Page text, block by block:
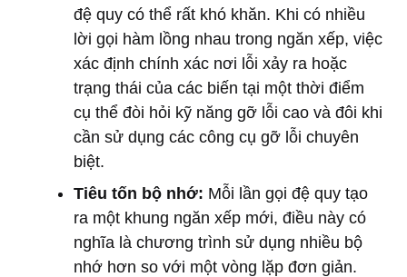
đệ quy có thể rất khó khăn. Khi có nhiều
lời gọi hàm lồng nhau trong ngăn xếp, việc
xác định chính xác nơi lỗi xảy ra hoặc
trạng thái của các biến tại một thời điểm
cụ thể đòi hỏi kỹ năng gỡ lỗi cao và đôi khi
cần sử dụng các công cụ gỡ lỗi chuyên
biệt.
Tiêu tốn bộ nhớ: Mỗi lần gọi đệ quy tạo
ra một khung ngăn xếp mới, điều này có
nghĩa là chương trình sử dụng nhiều bộ
nhớ hơn so với một vòng lặp đơn giản.